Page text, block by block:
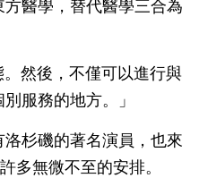
醫學，替代醫學三合為
然後，不僅可以進行與
服務的地方。」
杉磯的著名演員，也來
多無微不至的安排。